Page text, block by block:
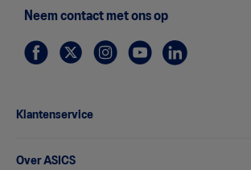
Neem contact met ons op
Klantenservice
Over ASICS